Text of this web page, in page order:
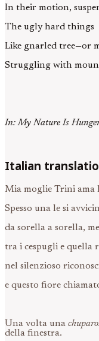
In their motion,
The ugly hard things
Like gnarled tree—or
Struggling with
In: My Nature Is
Italian
Mia moglie Trini ama
Spesso una le si
da sorella a sorella,
tra i cespugli e quella
nel silenzioso
e questo fiore
Una volta una
della finestra.